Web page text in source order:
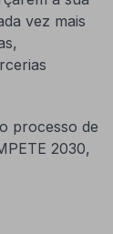
vez mais
processo de
2030,